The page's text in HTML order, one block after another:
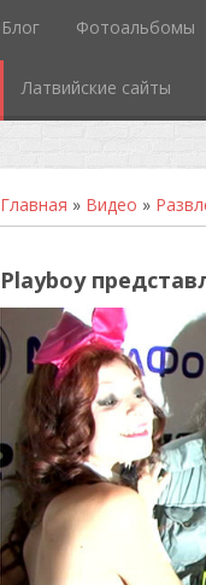
Блог Фотоальбомы
Латвийские сайты
Главная » Видео »
Playboy